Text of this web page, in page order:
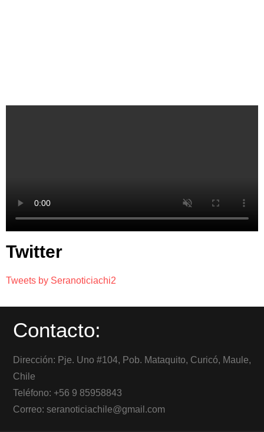
Twitter
Tweets by Seranoticiachi2
Contacto:
Dirección: Pje. Uno #104, Pob. Mataquito, Curicó, Maule,
Chile
Teléfono: +56 9 85958843
Correo: seranoticiachile@gmail.com